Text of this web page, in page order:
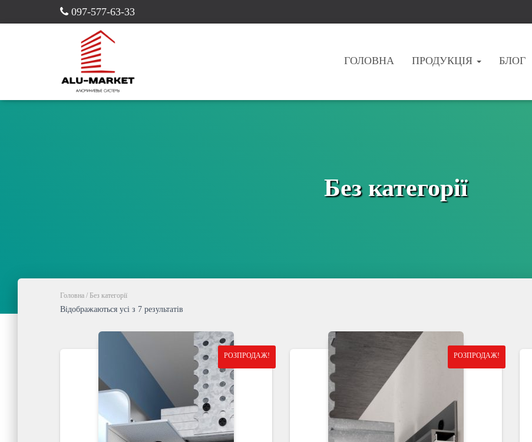
097-577-63-33
ГОЛОВНА ПРОДУКЦІЯ БЛОГ
Без категорії
Головна / Без категорії
Відображаються усі з 7 результатів
РОЗПРОДАЖ! РОЗПРОДАЖ!